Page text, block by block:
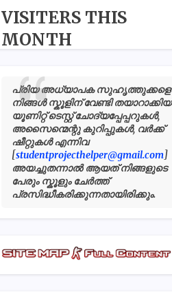
VISITERS THIS
MONTH
പ്രിയ അധ്യാപക സുഹൃത്തുക്കളെ
നിങ്ങൾ സ്കൂളിന് വേണ്ടി തയാറാക്കിയ
യൂണിറ്റ് ടെസ്റ്റ് ചോദ്യപ്പേപ്പറുകൾ,
അസൈന്മെന്റു കുറിപ്പുകൾ, വർക്ക്
ഷീറ്റുകൾ എന്നിവ
[studentprojecthelper@gmail.com]
അയച്ചുതന്നാൽ ആയത് നിങ്ങളുടെ
പേരും സ്കൂളും ചേർത്ത്
പ്രസിദ്ധീകരിക്കുന്നതായിരിക്കും.